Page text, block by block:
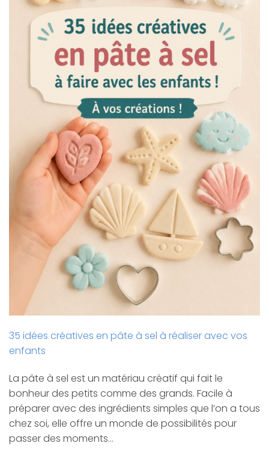
35 idées créatives en pâte à sel à réaliser avec vos
enfants
La pâte à sel est un matériau créatif qui fait le
bonheur des petits comme des grands. Facile à
préparer avec des ingrédients simples que l’on a tous
chez soi, elle offre un monde de possibilités pour
passer des moments…